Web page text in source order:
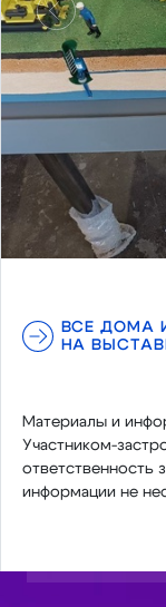
ВСЕ ДОМА
НА
Материалы и
Участником-
ответственность
информации не